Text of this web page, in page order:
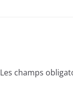
Les champs